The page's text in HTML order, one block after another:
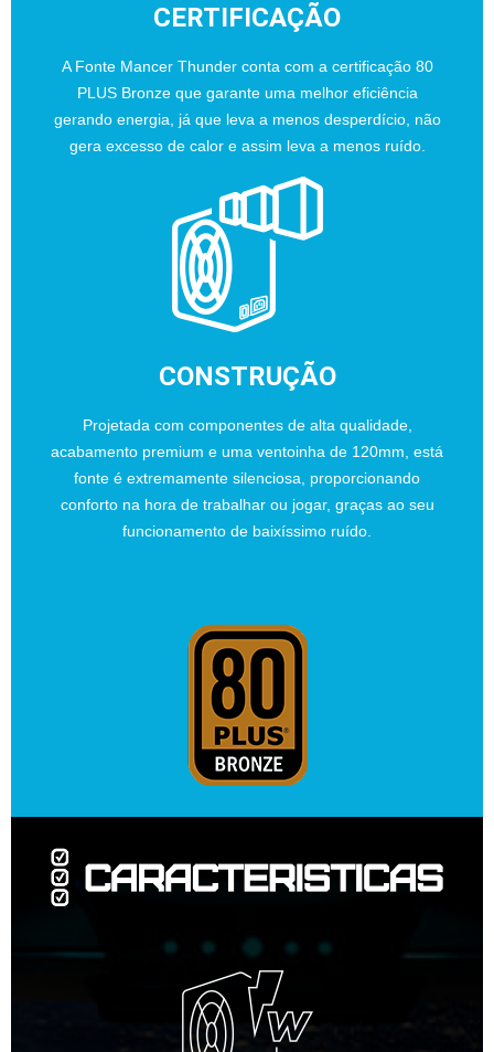
CERTIFICAÇÃO
A Fonte Mancer Thunder conta com a certificação 80
PLUS Bronze que garante uma melhor eficiência
gerando energia, já que leva a menos desperdício, não
gera excesso de calor e assim leva a menos ruído.
CONSTRUÇÃO
Projetada com componentes de alta qualidade,
acabamento premium e uma ventoinha de 120mm, está
fonte é extremamente silenciosa, proporcionando
conforto na hora de trabalhar ou jogar, graças ao seu
funcionamento de baixíssimo ruído.